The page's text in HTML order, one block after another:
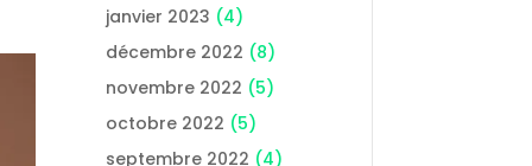
janvier 2023 (4)
décembre 2022 (8)
novembre 2022 (5)
octobre 2022 (5)
septembre 2022 (4)